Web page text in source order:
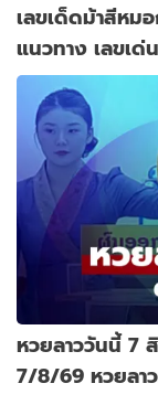
เลขเด็ดม้าสีห
แนวทาง เลขเด่
หวยลาววันนี้ 7
7/8/69 หวยลา